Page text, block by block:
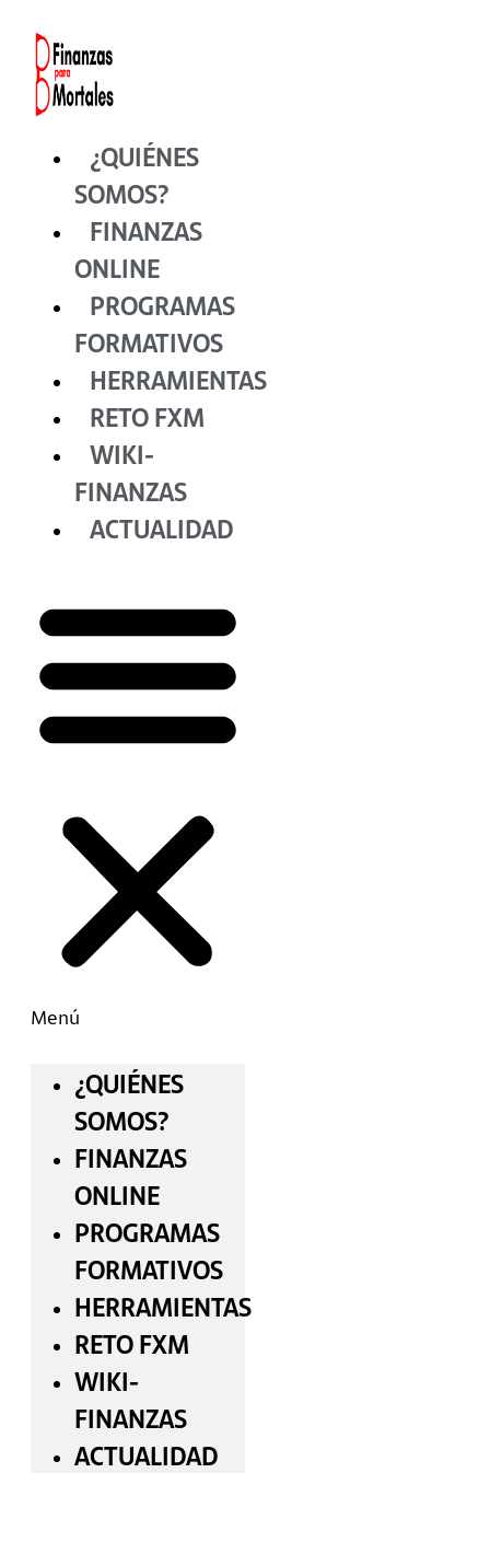
contenido
¿QUIÉNES
SOMOS?
FINANZAS
ONLINE
PROGRAMAS
FORMATIVOS
HERRAMIENTAS
RETO FXM
WIKI-
FINANZAS
ACTUALIDAD
Menú
¿QUIÉNES
SOMOS?
FINANZAS
ONLINE
PROGRAMAS
FORMATIVOS
HERRAMIENTAS
RETO FXM
WIKI-
FINANZAS
ACTUALIDAD